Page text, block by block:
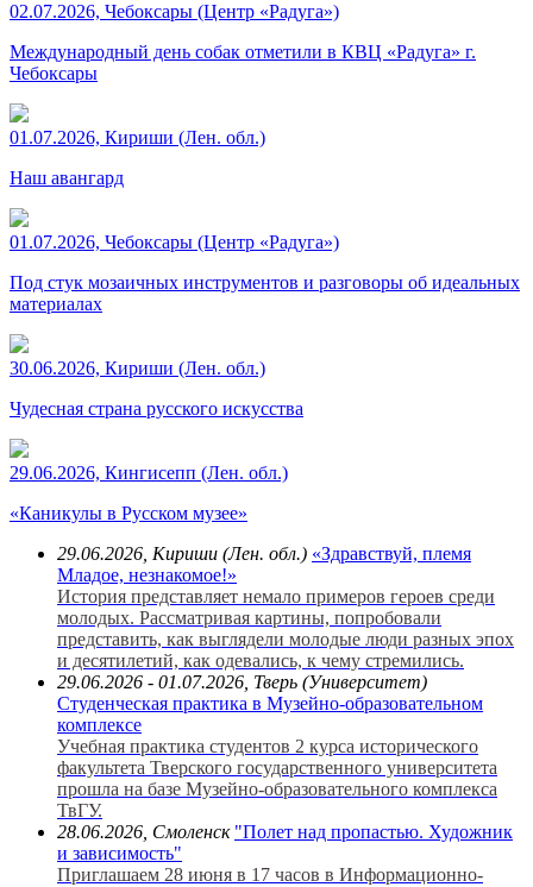
02.07.2026, Чебоксары (Центр «Радуга»)
Международный день собак отметили в КВЦ «Радуга» г.
Чебоксары
01.07.2026, Кириши (Лен. обл.)
Наш авангард
01.07.2026, Чебоксары (Центр «Радуга»)
Под стук мозаичных инструментов и разговоры об идеальных
материалах
30.06.2026, Кириши (Лен. обл.)
Чудесная страна русского искусства
29.06.2026, Кингисепп (Лен. обл.)
«Каникулы в Русском музее»
29.06.2026, Кириши (Лен. обл.) «Здравствуй, племя
Младое, незнакомое!»
История представляет немало примеров героев среди
молодых. Рассматривая картины, попробовали
представить, как выглядели молодые люди разных эпох
и десятилетий, как одевались, к чему стремились.
29.06.2026 - 01.07.2026, Тверь (Университет)
Студенческая практика в Музейно-образовательном
комплексе
Учебная практика студентов 2 курса исторического
факультета Тверского государственного университета
прошла на базе Музейно-образовательного комплекса
ТвГУ.
28.06.2026, Смоленск "Полет над пропастью. Художник
и зависимость"
Приглашаем 28 июня в 17 часов в Информационно-